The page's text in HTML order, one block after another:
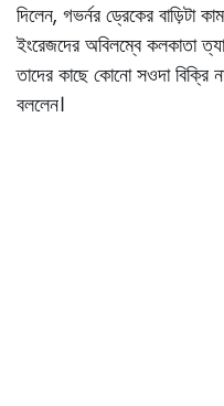
দিলেন, গভর্নর ড্রেকের বাড়িটা
ইংরেজদের অবিলম্বে কলকাতা
তাদের কাছে কোনাে সওদা বিক্রি
বললেন।